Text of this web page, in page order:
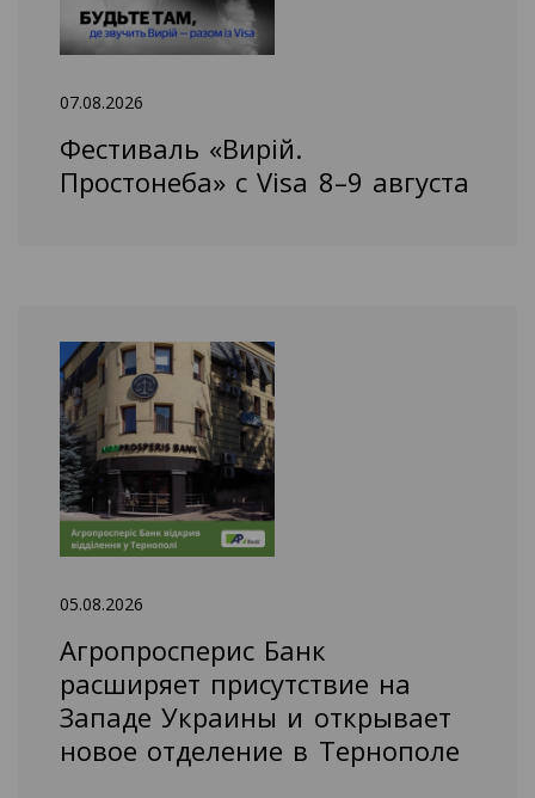
07.08.2026
Фестиваль «Вирій.
Простонеба» с Visa 8–9 августа
05.08.2026
Агропросперис Банк
расширяет присутствие на
Западе Украины и открывает
новое отделение в Тернополе